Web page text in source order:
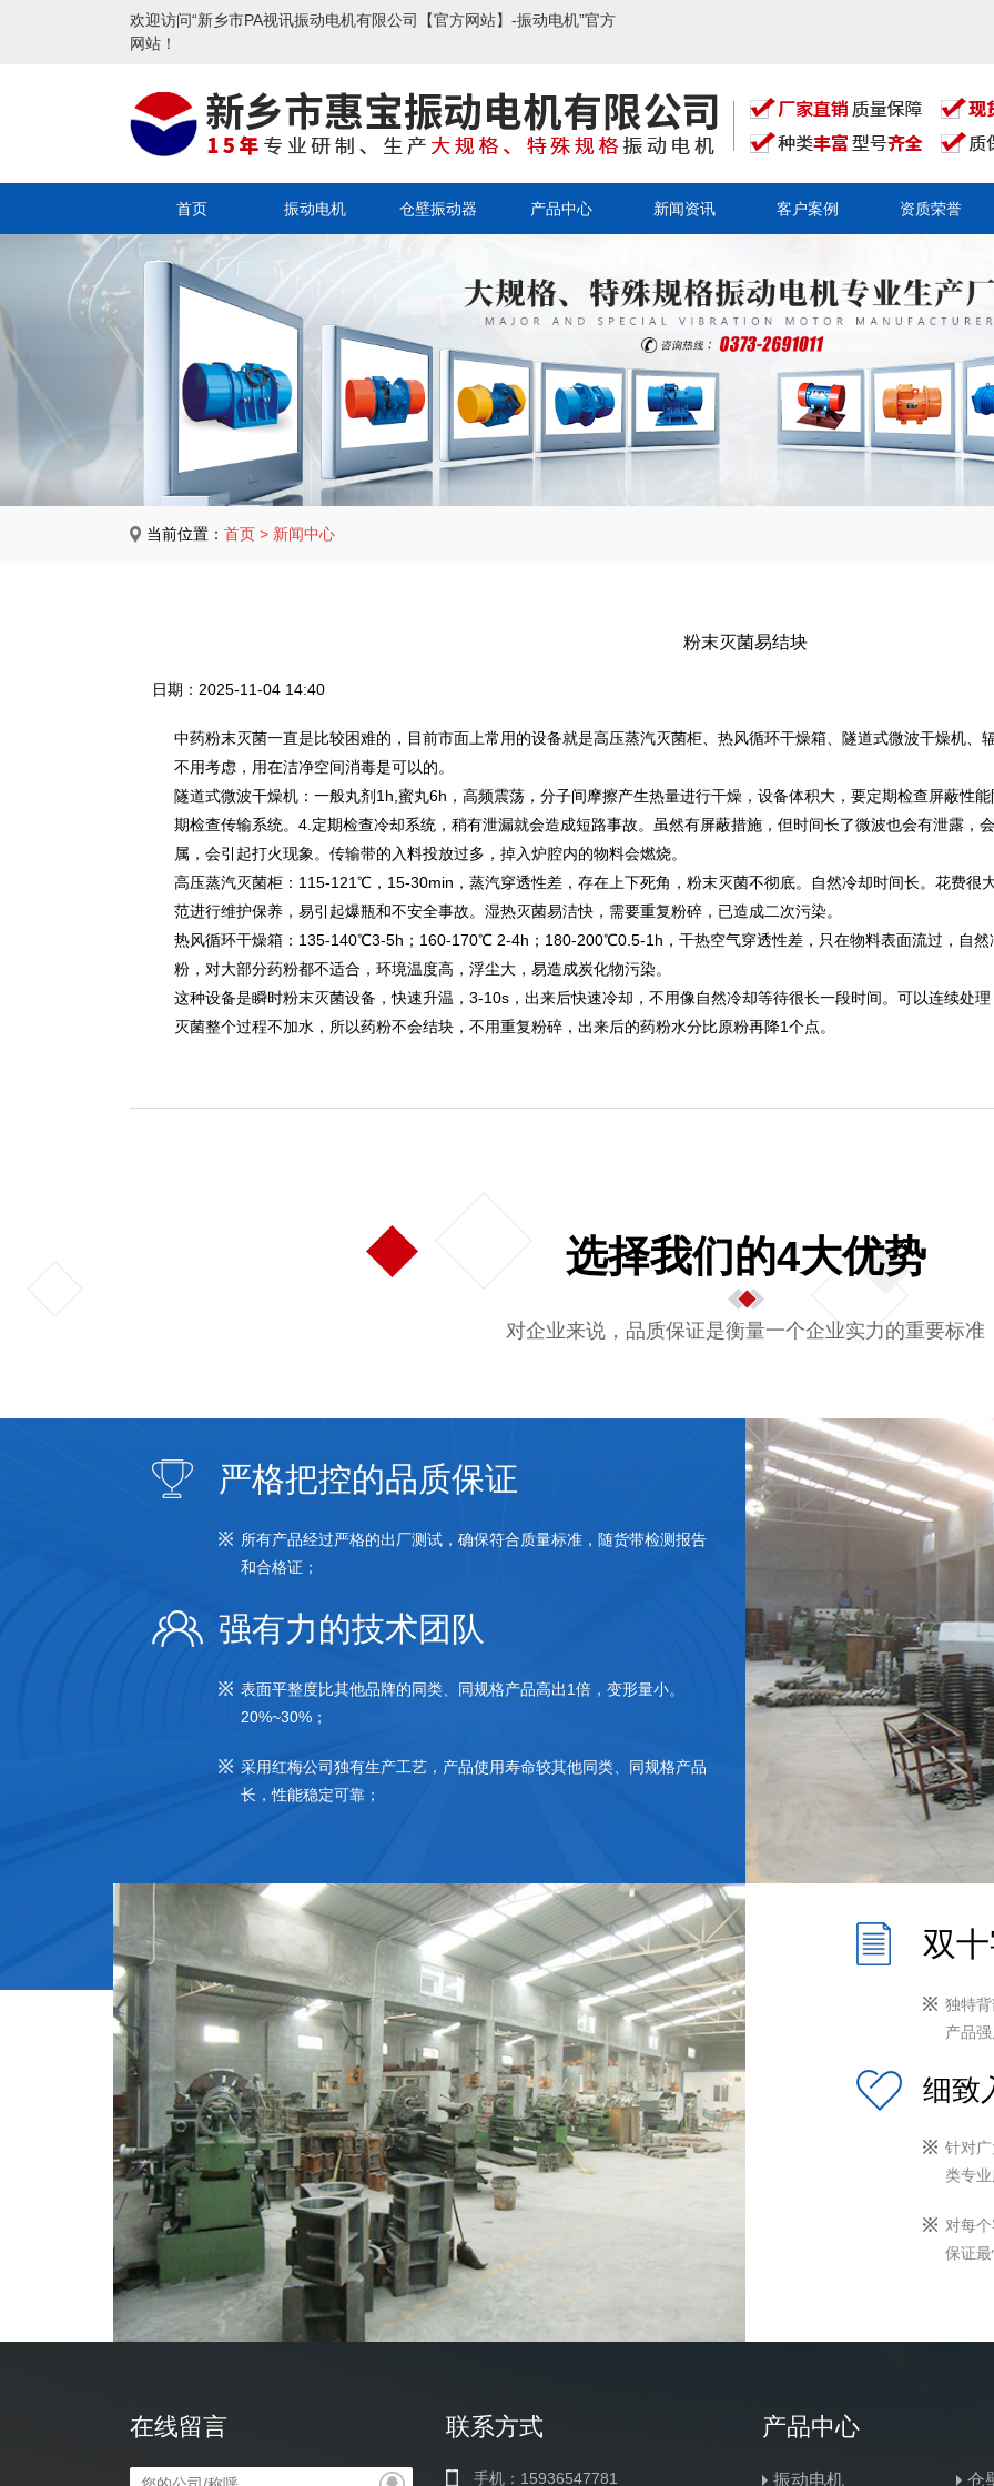
欢迎访问“新乡市PA视讯振动电机有限公司【官方网站】-振动电机”官方
网站！
首页 振动电机 仓壁振动器 产品中心 新闻资讯 客户案例 资质荣誉
当前位置： 首页 > 新闻中心
粉末灭菌易结块
日期：2025-11-04 14:40
中药粉末灭菌一直是比较困难的，目前市面上常用的设备就是高压蒸汽灭菌柜、热风循环干燥箱、隧道式微波干燥机、
不用考虑，用在洁净空间消毒是可以的。
隧道式微波干燥机：一般丸剂1h,蜜丸6h，高频震荡，分子间摩擦产生热量进行干燥，设备体积大，要定期检查屏蔽性
期检查传输系统。4.定期检查冷却系统，稍有泄漏就会造成短路事故。虽然有屏蔽措施，但时间长了微波也会有泄露，
属，会引起打火现象。传输带的入料投放过多，掉入炉腔内的物料会燃烧。
高压蒸汽灭菌柜：115-121℃，15-30min，蒸汽穿透性差，存在上下死角， 粉末灭菌不彻底。自然冷却时间长。花费很
范进行维护保养，易引起爆瓶和不安全事故。湿热灭菌易洁快，需要重复粉碎，已造成二次污染。
热风循环干燥箱：135-140℃3-5h；160-170℃ 2-4h；180-200℃0.5-1h，干热空气穿透性差，只在物料表面流过，自然
粉，对大部分药粉都不适合，环境温度高，浮尘大，易造成炭化物污染。
这种设备是瞬时粉末灭菌设备，快速升温，3-10s，出来后快速冷却，不用像自然冷却等待很长一段时间。可以连续处
灭菌整个过程不加水，所以药粉不会结块，不用重复粉碎，出来后的药粉水分比原粉再降1个点。
选择我们的4大优势
对企业来说，品质保证是衡量一个企业实力的重要标准
严格把控的品质保证
所有产品经过严格的出厂测试，确保符合质量标准，随货带检测报告
和合格证；
强有力的技术团队
表面平整度比其他品牌的同类、同规格产品高出1倍，变形量小。
20%~30%；
采用红梅公司独有生产工艺，产品使用寿命较其他同类、同规格产品
长，性能稳定可靠；
双
独特
产品
细致
针对
类专
对每
保证
在线留言 联系方式
手机：15936547781
产品中心
振动电机 仓